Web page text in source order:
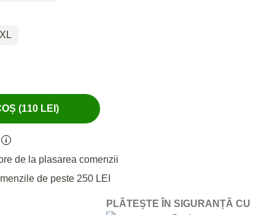
(110 LEI)
de la plasarea comenzii
de peste 250 LEI
PLĂTEȘTE ÎN SIGURANȚĂ CU